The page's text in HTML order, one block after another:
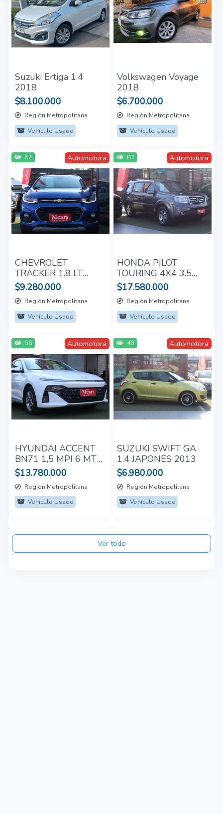
Suzuki Ertiga 1.4
2018
$8.100.000
Región Metropolitana
Vehículo Usado
Volkswagen Voyage
2018
$6.700.000
Región Metropolitana
Vehículo Usado
Automotora
52
CHEVROLET
TRACKER 1.8 LT
2017
$9.280.000
Región Metropolitana
Vehículo Usado
Automotora
83
HONDA PILOT
TOURING 4X4 3.5
AUT 2015
$17.580.000
Región Metropolitana
Vehículo Usado
Automotora
56
HYUNDAI ACCENT
BN71 1,5 MPI 6 MT
2024
$13.780.000
Región Metropolitana
Vehículo Usado
Automotora
40
SUZUKI SWIFT GA
1.4 JAPONES 2013
$6.980.000
Región Metropolitana
Vehículo Usado
Ver todo